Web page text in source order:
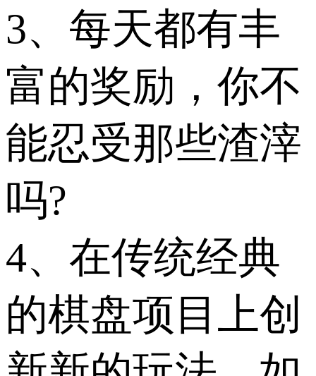
3、每天都有丰
富的奖励，你不
能忍受那些渣滓
吗?
4、在传统经典
的棋盘项目上创